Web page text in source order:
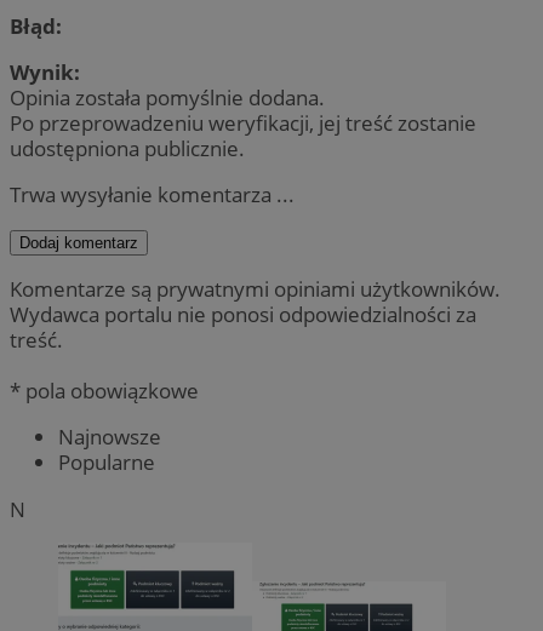
Błąd:
Wynik:
Opinia została pomyślnie dodana.
Po przeprowadzeniu weryfikacji, jej treść zostanie
udostępniona publicznie.
Trwa wysyłanie komentarza ...
Dodaj komentarz
Komentarze są prywatnymi opiniami użytkowników.
Wydawca portalu nie ponosi odpowiedzialności za
treść.
* pola obowiązkowe
Najnowsze
Popularne
N